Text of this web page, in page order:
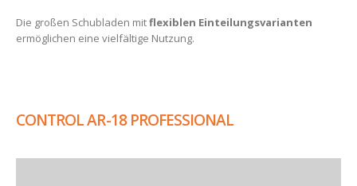
Die großen Schubladen mitflexiblen Einteilungsvarianten
ermöglichen eine vielfältige Nutzung.
CONTROL AR-18 PROFESSIONAL